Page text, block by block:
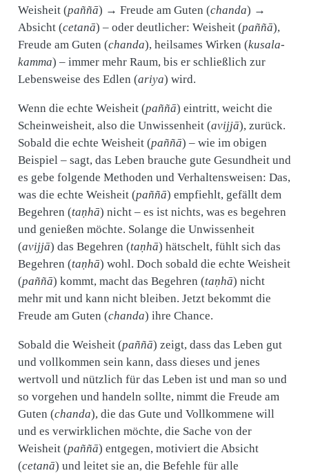
Weisheit (paññā) → Freude am Guten (chanda) →
Absicht (cetanā) – oder deutlicher: Weisheit (paññā),
Freude am Guten (chanda), heilsames Wirken (kusala-
kamma) – immer mehr Raum, bis er schließlich zur
Lebensweise des Edlen (ariya) wird.
Wenn die echte Weisheit (paññā) eintritt, weicht die
Scheinweisheit, also die Unwissenheit (avijjā), zurück.
Sobald die echte Weisheit (paññā) – wie im obigen
Beispiel – sagt, das Leben brauche gute Gesundheit und
es gebe folgende Methoden und Verhaltensweisen: Das,
was die echte Weisheit (paññā) empfiehlt, gefällt dem
Begehren (taṇhā) nicht – es ist nichts, was es begehren
und genießen möchte. Solange die Unwissenheit
(avijjā) das Begehren (taṇhā) hätschelt, fühlt sich das
Begehren (taṇhā) wohl. Doch sobald die echte Weisheit
(paññā) kommt, macht das Begehren (taṇhā) nicht
mehr mit und kann nicht bleiben. Jetzt bekommt die
Freude am Guten (chanda) ihre Chance.
Sobald die Weisheit (paññā) zeigt, dass das Leben gut
und vollkommen sein kann, dass dieses und jenes
wertvoll und nützlich für das Leben ist und man so und
so vorgehen und handeln sollte, nimmt die Freude am
Guten (chanda), die das Gute und Vollkommene will
und es verwirklichen möchte, die Sache von der
Weisheit (paññā) entgegen, motiviert die Absicht
(cetanā) und leitet sie an, die Befehle für alle